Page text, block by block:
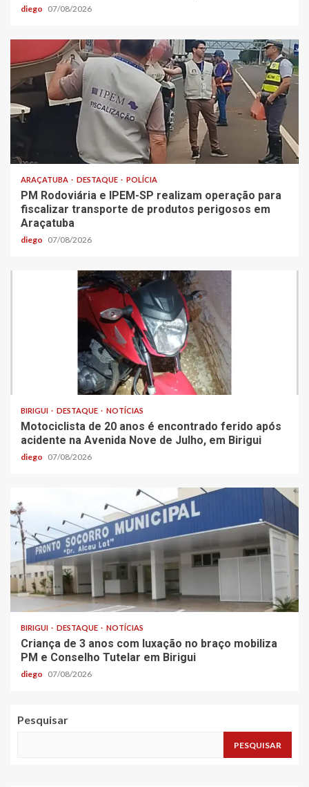
diego 07/08/2026
ARAÇATUBA DESTAQUE POLÍCIA
PM Rodoviária e IPEM-SP realizam operação para
fiscalizar transporte de produtos perigosos em
Araçatuba
diego 07/08/2026
BIRIGUI DESTAQUE NOTÍCIAS
Motociclista de 20 anos é encontrado ferido após
acidente na Avenida Nove de Julho, em Birigui
diego 07/08/2026
BIRIGUI DESTAQUE NOTÍCIAS
Criança de 3 anos com luxação no braço mobiliza
PM e Conselho Tutelar em Birigui
diego 07/08/2026
Pesquisar
PESQUISAR